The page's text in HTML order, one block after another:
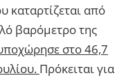
καταρτίζεται από
βαρόμετρο της
στο 46,7
Πρόκειται για